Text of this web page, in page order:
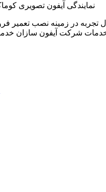
نمایندگی آیفون تصویری
در زمینه نصب تعمیر
شرکت آیفون سازان